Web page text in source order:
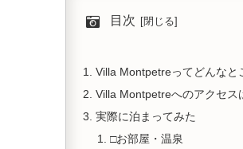
目次
Villa Montpetreってどんなと
Villa Montpetreへのアクセス
実際に泊まってみた
□お部屋・温泉